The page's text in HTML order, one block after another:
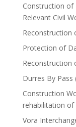
Construction of
Relevant Civil
Reconstruction
Protection of
Reconstruction
Durres By Pass
Construction
rehabilitation of
Vora